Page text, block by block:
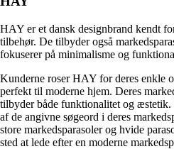
HAY er et dansk designbrand kendt
tilbehør. De tilbyder også
fokuserer på minimalisme og
Kunderne roser HAY for deres enkle
perfekt til moderne hjem. Deres
tilbyder både funktionalitet og
af de angivne søgeord i deres
store markedsparasoler og hvide
sted at lede efter en moderne